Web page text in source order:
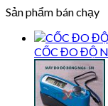
Sản phẩm bán chạy
CỐC ĐO ĐỘ